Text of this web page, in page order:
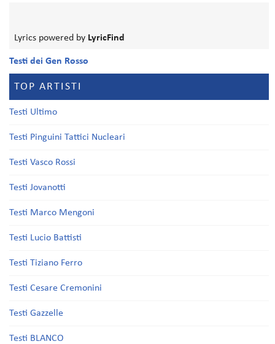
Lyrics powered by LyricFind
Testi dei Gen Rosso
TOP ARTISTI
Testi Ultimo
Testi Pinguini Tattici Nucleari
Testi Vasco Rossi
Testi Jovanotti
Testi Marco Mengoni
Testi Lucio Battisti
Testi Tiziano Ferro
Testi Cesare Cremonini
Testi Gazzelle
Testi BLANCO